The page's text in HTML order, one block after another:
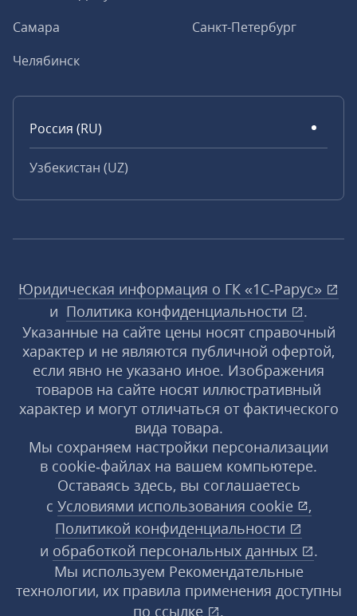
Самара
Санкт-Петербург
Челябинск
Россия (RU)
Узбекистан (UZ)
Юридическая информация о ГК «1С‑Рарус»
и Политика конфиденциальности
.
Указанные на сайте цены носят справочный
характер и не являются публичной офертой,
если явно не указано иное. Изображения
товаров на сайте носят иллюстративный
характер и могут отличаться от фактического
вида товара.
Мы сохраняем настройки персонализации
в cookie‑файлах на вашем компьютере.
Оставаясь здесь, вы соглашаетесь
с Условиями использования cookie
,
Политикой конфиденциальности
и обработкой персональных данных
.
Мы используем Рекомендательные
технологии, их правила применения доступны
по ссылке
.